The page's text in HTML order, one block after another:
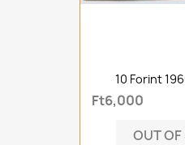
10 Forint
Ft6,000
OUT